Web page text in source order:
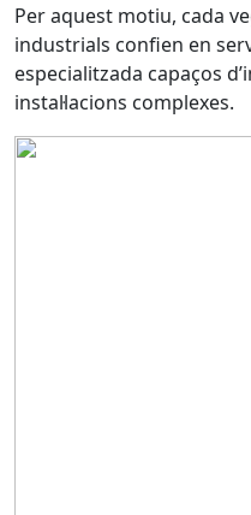
Per aquest motiu, cada
industrials confien en
especialitzada capaços
instal·lacions complexes.